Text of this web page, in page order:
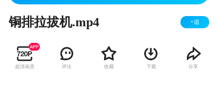
铜排拉拔机.mp4 +追
超清画质 评论 收藏 下载 分享